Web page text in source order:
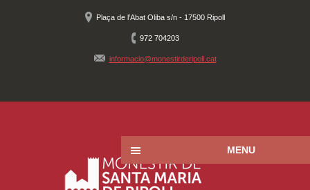
Plaça de l’Abat Oliba s/n - 17500 Ripoll
972 704203
informacio@monestirderipoll.cat
MENU